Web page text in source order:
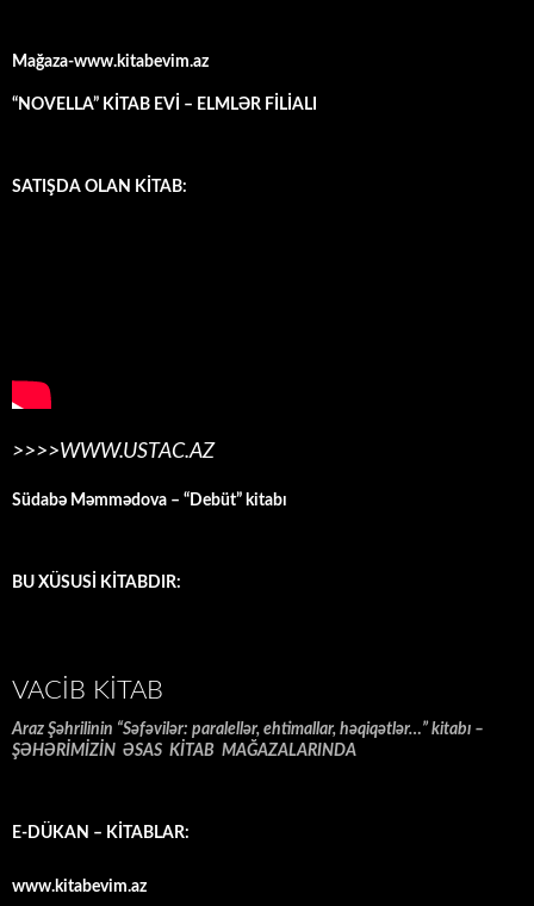
Mağaza-www.kitabevim.az
“NOVELLA” KİTAB EVİ – ELMLƏR FİLİALI
SATIŞDA OLAN KİTAB:
>>>>WWW.USTAC.AZ
Südabə Məmmədova – “Debüt” kitabı
BU XÜSUSİ KİTABDIR:
VACIB KITAB
Araz Şəhrilinin “Səfəvilər: paralellər, ehtimallar, həqiqətlər…” kitabı –
ŞƏHƏRİMİZİN ƏSAS KİTAB MAĞAZALARINDA
E-DÜKAN – KİTABLAR:
www.kitabevim.az